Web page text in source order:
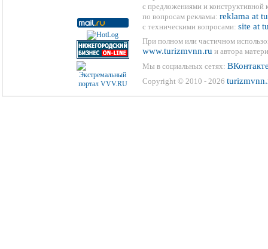
с предложениями и конструктивной
по вопросам рекламы: reklama at
с техническими вопросами: site at
При полном или частичном
www.turizmvnn.ru и автора
Мы в социальных сетях:
Copyright © 2010 - 2026